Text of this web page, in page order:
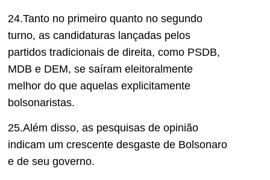
24.Tanto no primeiro quanto no segundo
turno, as candidaturas lançadas pelos
partidos tradicionais de direita, como PSDB,
MDB e DEM, se saíram eleitoralmente
melhor do que aquelas explicitamente
bolsonaristas.
25.Além disso, as pesquisas de opinião
indicam um crescente desgaste de Bolsonaro
e de seu governo.